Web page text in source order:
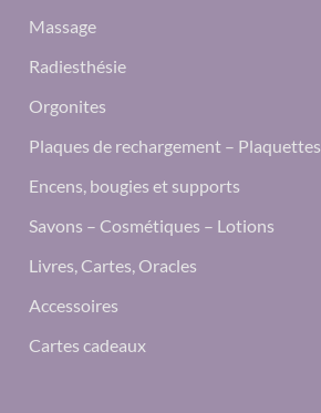
Massage
Radiesthésie
Orgonites
Plaques de rechargement – Plaquettes
Encens, bougies et supports
Savons – Cosmétiques – Lotions
Livres, Cartes, Oracles
Accessoires
Cartes cadeaux